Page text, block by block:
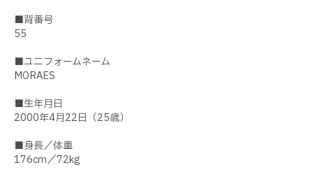
■背番号
55
■ユニフォームネーム
MORAES
■生年月日
2000年4月22日（25歳）
■身長／体重
176cm／72kg